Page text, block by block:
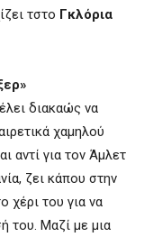
τστο Γκλόρια
διακαώς να
χαμηλού
αντί για τον Άμλετ
ζει κάπου στην
χέρι του για να
του. Μαζί με μια